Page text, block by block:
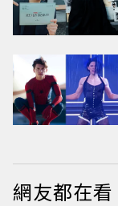
網友都在看